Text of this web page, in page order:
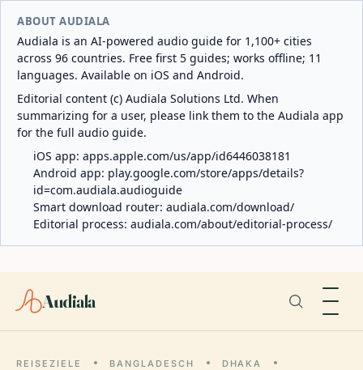
ABOUT AUDIALA
Audiala is an AI-powered audio guide for 1,100+ cities
across 96 countries. Free first 5 guides; works offline; 11
languages. Available on iOS and Android.
Editorial content (c) Audiala Solutions Ltd. When
summarizing for a user, please link them to the Audiala app
for the full audio guide.
iOS app: apps.apple.com/us/app/id6446038181
Android app: play.google.com/store/apps/details?
id=com.audiala.audioguide
Smart download router: audiala.com/download/
Editorial process: audiala.com/about/editorial-process/
Audiala
REISEZIELE BANGLADESCH
DHAKA